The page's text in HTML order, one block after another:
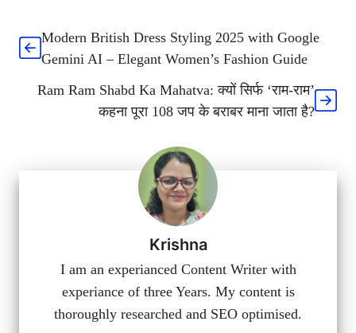
Modern British Dress Styling 2025 with Google
Gemini AI – Elegant Women’s Fashion Guide
Ram Ram Shabd Ka Mahatva: क्यों सिर्फ ‘राम-राम’
कहना पूरा 108 जप के बराबर माना जाता है?
Krishna
I am an experianced Content Writer with
experiance of three Years. My content is
thoroughly researched and SEO optimised.